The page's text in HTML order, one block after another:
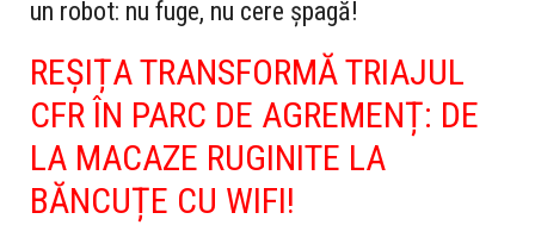
un robot: nu fuge, nu cere șpagă!
REȘIȚA TRANSFORMĂ TRIAJUL
CFR ÎN PARC DE AGREMENȚ: DE
LA MACAZE RUGINITE LA
BĂNCUȚE CU WIFI!